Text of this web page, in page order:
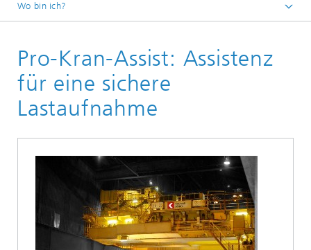
Wo bin ich?
Abteilungen
Fertigungsmesstechnik und digitale Assistenzsysteme
Pro-Kran-Assist: Assistenz
für eine sichere
Lastaufnahme